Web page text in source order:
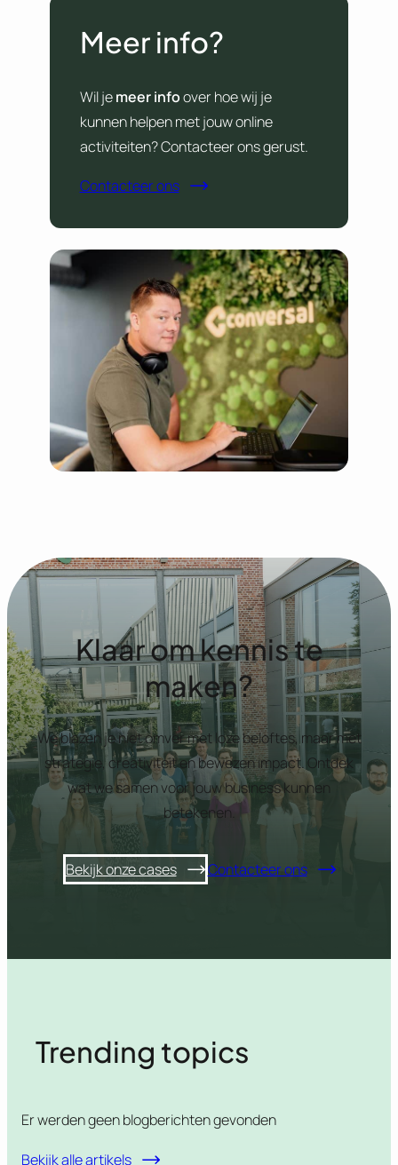
Meer info?
Wil jemeer infoover hoe wij je
kunnen helpen met jouw online
activiteiten? Contacteer ons gerust.
Contacteer ons
Klaar om kennis te
maken?
We blazen je niet omver met loze beloftes, maar met
strategie, creativiteit en bewezen impact. Ontdek
wat we samen voor jouw business kunnen
betekenen.
Bekijk onze cases Contacteer ons
Trending topics
Er werden geen blogberichten gevonden
Bekijk alle artikels